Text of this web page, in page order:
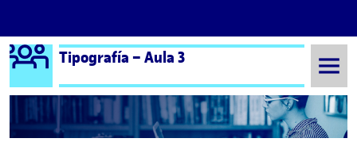
Saltar al contenido
Logo Ágora
Tipografía – Aula 3